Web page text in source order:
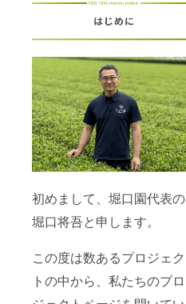
初めまして、堀口園代表の
堀口将吾と申します。
この度は数あるプロジェク
トの中から、私たちのプロ